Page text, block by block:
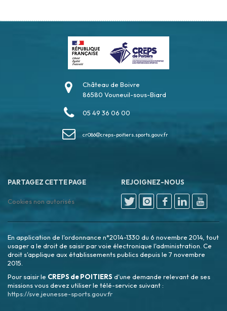
Château de Boivre
86580 Vouneuil-sous-Biard
05 49 36 06 00
cr086 creps-poitiers.sports.gouv.fr
PARTAGEZ CETTE PAGE
Cookies non autorisés
REJOIGNEZ-NOUS
En application de l'ordonnance n°2014-1330 du 6 novembre 2014, tout
usager a le droit de saisir par voie électronique l'administration. Ce
droit s'applique aux établissements publics depuis le 7 novembre
2015.
Pour saisir le CREPS de POITIERS d'une demande relevant de ses
missions vous devez utiliser le télé-service suivant :
https://sve.jeunesse-sports.gouv.fr